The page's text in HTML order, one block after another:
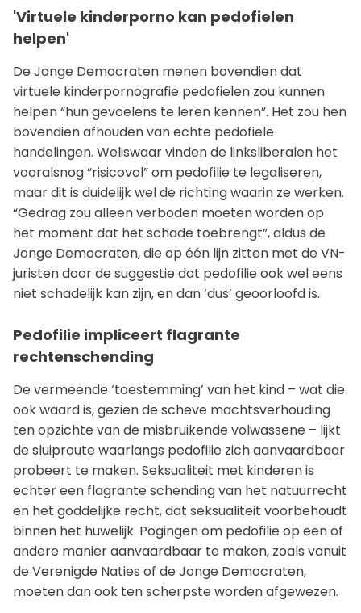
'Virtuele kinderporno kan pedofielen
helpen'
De Jonge Democraten menen bovendien dat
virtuele kinderpornografie pedofielen zou kunnen
helpen “hun gevoelens te leren kennen”. Het zou hen
bovendien afhouden van echte pedofiele
handelingen. Weliswaar vinden de linksliberalen het
vooralsnog “risicovol” om pedofilie te legaliseren,
maar dit is duidelijk wel de richting waarin ze werken.
“Gedrag zou alleen verboden moeten worden op
het moment dat het schade toebrengt”, aldus de
Jonge Democraten, die op één lijn zitten met de VN-
juristen door de suggestie dat pedofilie ook wel eens
niet schadelijk kan zijn, en dan ‘dus’ geoorloofd is.
Pedofilie impliceert flagrante
rechtenschending
De vermeende ‘toestemming’ van het kind – wat die
ook waard is, gezien de scheve machtsverhouding
ten opzichte van de misbruikende volwassene – lijkt
de sluiproute waarlangs pedofilie zich aanvaardbaar
probeert te maken. Seksualiteit met kinderen is
echter een flagrante schending van het natuurrecht
en het goddelijke recht, dat seksualiteit voorbehoudt
binnen het huwelijk. Pogingen om pedofilie op een of
andere manier aanvaardbaar te maken, zoals vanuit
de Verenigde Naties of de Jonge Democraten,
moeten dan ook ten scherpste worden afgewezen.